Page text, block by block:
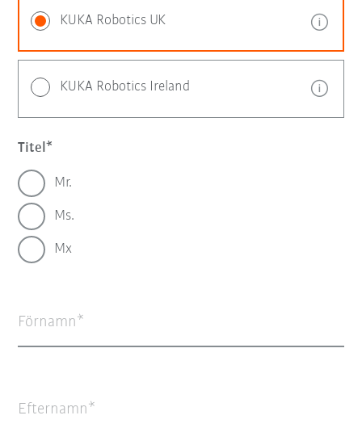
KUKA Robotics UK
KUKA Robotics Ireland
Titel
Mr.
Ms.
Mx
Förnamn
Efternamn